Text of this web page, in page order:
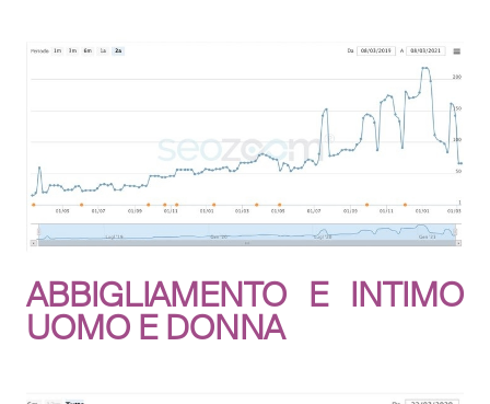
ABBIGLIAMENTO E INTIMO
UOMO E DONNA